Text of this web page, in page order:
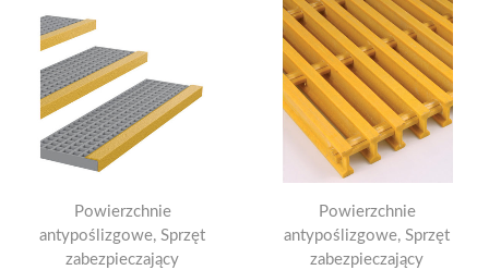
Powierzchnie
antypoślizgowe, Sprzęt
zabezpieczający
Powierzchnie
antypoślizgowe, Sprzęt
zabezpieczający